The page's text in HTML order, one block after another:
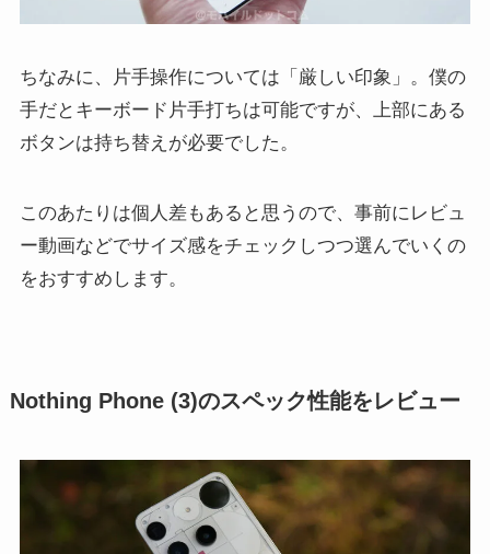
ちなみに、片手操作については「厳しい印象」。僕の
手だとキーボード片手打ちは可能ですが、上部にある
ボタンは持ち替えが必要でした。
このあたりは個人差もあると思うので、事前にレビュ
ー動画などでサイズ感をチェックしつつ選んでいくの
をおすすめします。
Nothing Phone (3)のスペック性能をレビュー